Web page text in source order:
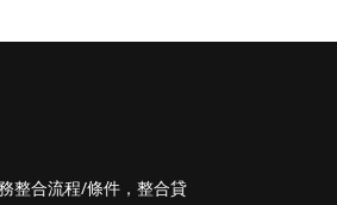
整合流程/條件，整合貸